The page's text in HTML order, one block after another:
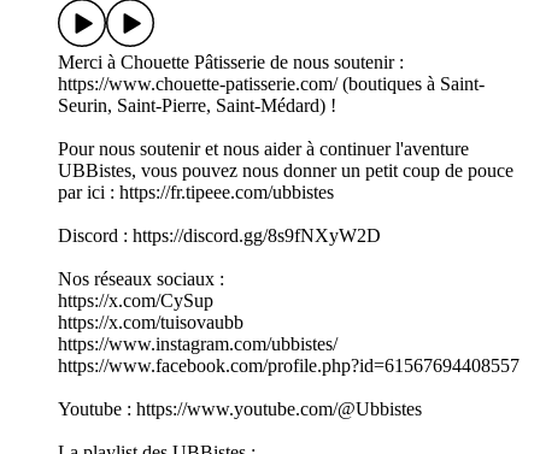
Merci à Chouette Pâtisserie de nous soutenir :
https://www.chouette-patisserie.com/ (boutiques à Saint-
Seurin, Saint-Pierre, Saint-Médard) !
Pour nous soutenir et nous aider à continuer l'aventure
UBBistes, vous pouvez nous donner un petit coup de pouce
par ici : https://fr.tipeee.com/ubbistes
Discord : https://discord.gg/8s9fNXyW2D
Nos réseaux sociaux :
https://x.com/CySup
https://x.com/tuisovaubb
https://www.instagram.com/ubbistes/
https://www.facebook.com/profile.php?id=61567694408557
Youtube : https://www.youtube.com/@Ubbistes